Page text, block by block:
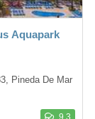
Aquapark
Pineda De Mar
9.3